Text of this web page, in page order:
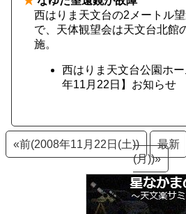
西はりま天文台の2メートル
で、天体観望会は天文台北館
施。
西はりま天文台公園ホ
年11月22日】お知らせ
«前(2008年11月22日(土)) 最新
(月))»